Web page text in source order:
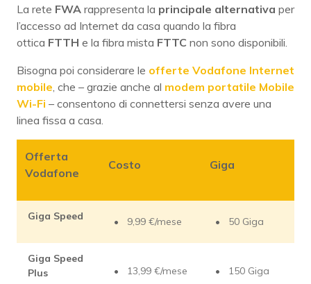
La rete FWA rappresenta la principale alternativa per
l’accesso ad Internet da casa quando la fibra
ottica FTTH e la fibra mista FTTC non sono disponibili.
Bisogna poi considerare le offerte Vodafone Internet
mobile , che – grazie anche al modem portatile Mobile
Wi-Fi – consentono di connettersi senza avere una
linea fissa a casa.
Offerta
Vodafone
Costo Giga
Giga Speed 9,99 €/mese 50 Giga
Giga Speed
Plus
13,99 €/mese 150 Giga